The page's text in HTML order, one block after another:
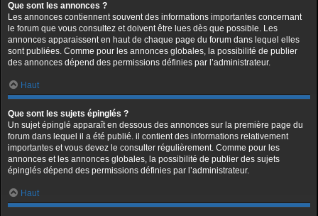
Que sont les annonces ?
Les annonces contiennent souvent des informations importantes concernant
le forum que vous consultez et doivent être lues dès que possible. Les
annonces apparaissent en haut de chaque page du forum dans lequel elles
sont publiées. Comme pour les annonces globales, la possibilité de publier
des annonces dépend des permissions définies par l’administrateur.
Haut
Que sont les sujets épinglés ?
Un sujet épinglé apparaît en dessous des annonces sur la première page du
forum dans lequel il a été publié. il contient des informations relativement
importantes et vous devez le consulter régulièrement. Comme pour les
annonces et les annonces globales, la possibilité de publier des sujets
épinglés dépend des permissions définies par l’administrateur.
Haut